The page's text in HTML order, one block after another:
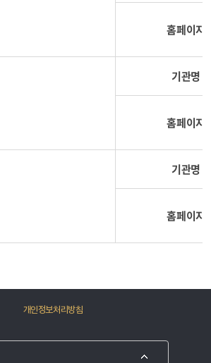
홈페이지
기관명
홈페이지
기관명
홈페이지
개인정보처리방침